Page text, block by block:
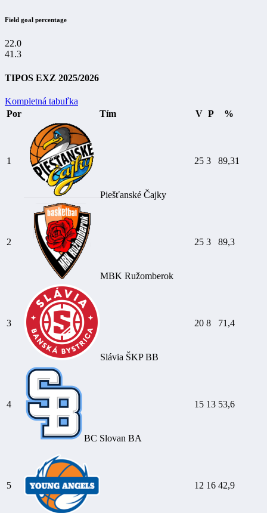
Field goal percentage
22.0
41.3
TIPOS EXZ 2025/2026
Kompletná tabuľka
Por
Tím V P %
1
Piešťanské Čajky
25 3 89,31
2
MBK Ružomberok
25 3 89,3
3
Slávia ŠKP BB
20 8 71,4
4
BC Slovan BA
15 13 53,6
5 12 16 42,9